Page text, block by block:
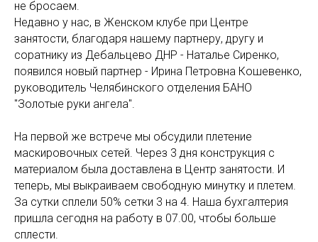
не бросаем.
Недавно у нас, в Женском клубе при Центре
занятости, благодаря нашему партнеру, другу и
соратнику из Дебальцево ДНР - Наталье Сиренко,
появился новый партнер - Ирина Петровна Кошевенко,
руководитель Челябинского отделения БАНО
"Золотые руки ангела".
На первой же встрече мы обсудили плетение
маскировочных сетей. Через 3 дня конструкция с
материалом была доставлена в Центр занятости. И
теперь, мы выкраиваем свободную минутку и плетем.
За сутки сплели 50% сетки 3 на 4. Наша бухгалтерия
пришла сегодня на работу в 07.00, чтобы больше
сплести.